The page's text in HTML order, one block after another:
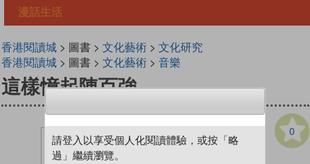
漫話生活
香港閱讀城> 圖書 > 文化藝術> 文化研究
香港閱讀城> 圖書 > 文化藝術> 音樂
這樣憶起陳百強
0
請登入以享受個人化閱讀體驗，或按「略
過」繼續瀏覽。